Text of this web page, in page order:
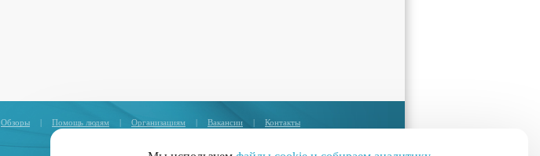
Обзоры | Помощь людям | Организациям | Вакансии | Контакты